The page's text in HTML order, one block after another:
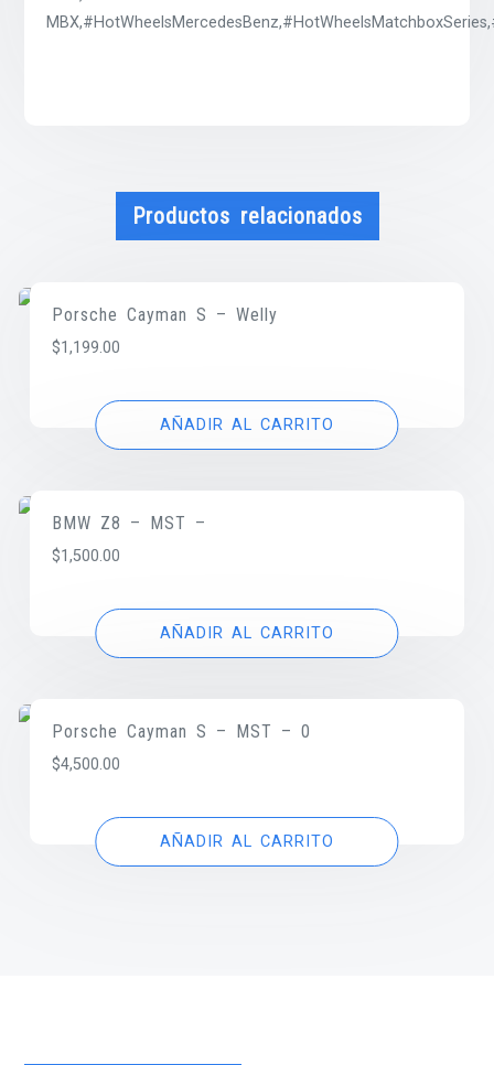
Productos relacionados
Porsche Cayman S – Welly
$1,199.00
AÑADIR AL CARRITO
BMW Z8 – MST –
$1,500.00
AÑADIR AL CARRITO
Porsche Cayman S – MST – 0
$4,500.00
AÑADIR AL CARRITO